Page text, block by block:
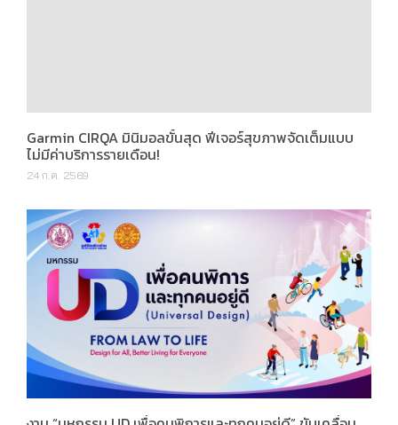
ไม่มีค่าบริการรายเดือน!
24 ก.ค. 2569
งาน “มหกรรม UD เพื่อคนพิการและทุกคนอยู่ดี” ขับเคลื่อน
Universal Design จากกฎหมายสู่การใช้ชีวิตจริง